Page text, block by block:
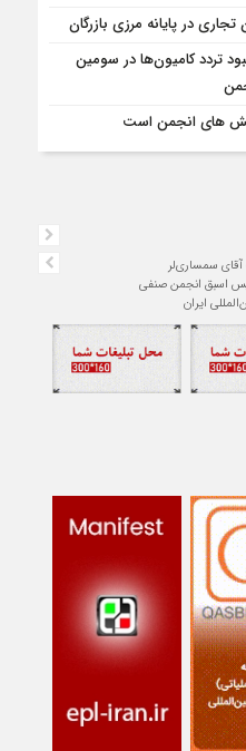
در پایانه مرزی بازرگان
تردد کامیون‌ها در سومین
های انجمن است
سمساری‌لر
اسبق انجمن صنفی
ایران